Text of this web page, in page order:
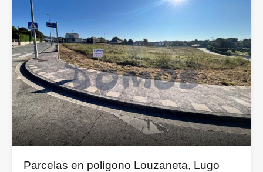
Parcelas en polígono Louzaneta, Lugo